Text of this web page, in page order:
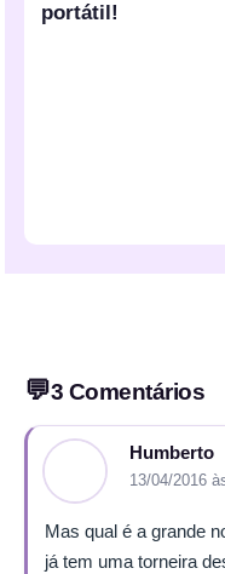
portátil!
3 Comentários
Humberto
13/04/2016
Mas qual é a grande
já tem uma torneira